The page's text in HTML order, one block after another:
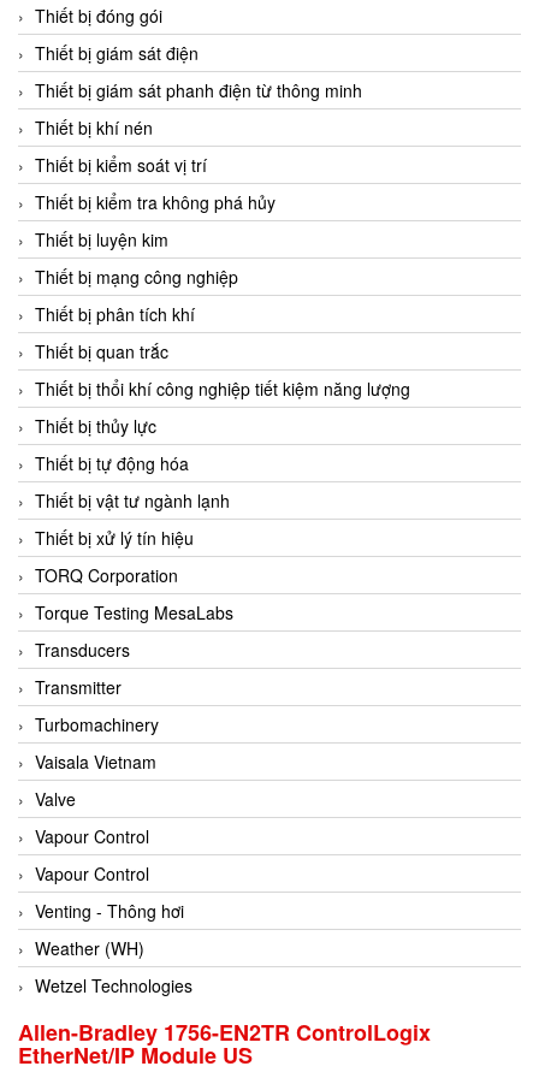
Chromalox
ChuanYi
CIC
Clage
Clake Fololo
Clark Cooper
CMC Ventilazione
Coax Valves Inc
Codel
Cofimco
Coltraco
Comat Releco
Comax
COMETECH VietNam
COMFILE Technology
Conch
Conductix/ WAMPFLER
Contrec
Contrinex
Control Solution Minesota
Copeland
Cortem
Cosa Xentaur
Cosil
Coulton
Crouzet
Crowcon
Crutec Dust Zero Vietnam
Crydom
Thiết bị đóng gói
Thiết bị giám sát điện
Thiết bị giám sát phanh điện từ thông minh
Thiết bị khí nén
Thiết bị kiểm soát vị trí
Thiết bị kiểm tra không phá hủy
Thiết bị luyện kim
Thiết bị mạng công nghiệp
Thiết bị phân tích khí
Thiết bị quan trắc
Thiết bị thổi khí công nghiệp tiết kiệm năng lượng
Thiết bị thủy lực
Thiết bị tự động hóa
Thiết bị vật tư ngành lạnh
Thiết bị xử lý tín hiệu
TORQ Corporation
Torque Testing MesaLabs
Transducers
Transmitter
Turbomachinery
Vaisala Vietnam
Valve
Vapour Control
Vapour Control
Venting - Thông hơi
Weather (WH)
Wetzel Technologies
Allen-Bradley 1756-EN2TR ControlLogix
EtherNet/IP Module US